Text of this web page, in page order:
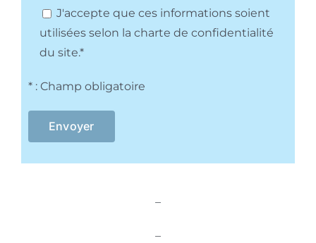
J'accepte que ces informations soient
utilisées selon la charte de confidentialité
du site.*
* : Champ obligatoire
–
–